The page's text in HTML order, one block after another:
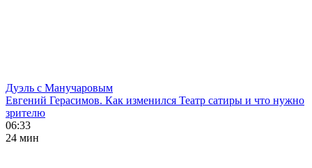
Дуэль с Манучаровым
Евгений Герасимов. Как изменился Театр сатиры и что нужно
зрителю
06:33
24 мин